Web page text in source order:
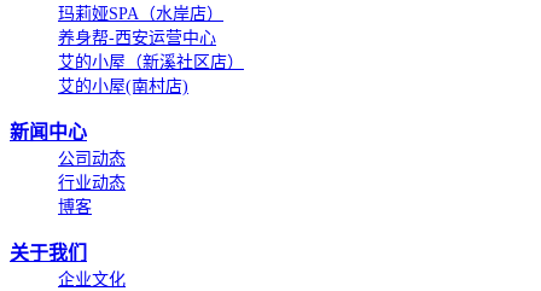
玛莉娅SPA（水岸店）
养身帮-西安运营中心
艾的小屋（新溪社区店）
艾的小屋(南村店)
新闻中心
公司动态
行业动态
博客
关于我们
企业文化